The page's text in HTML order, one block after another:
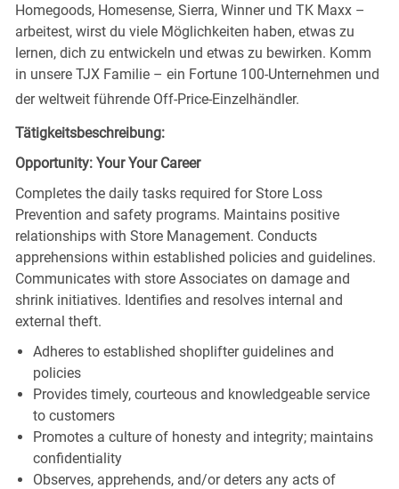
Homegoods, Homesense, Sierra, Winner und TK Maxx –
arbeitest, wirst du viele Möglichkeiten haben, etwas zu
lernen, dich zu entwickeln und etwas zu bewirken. Komm
in unsere TJX Familie – ein Fortune 100-Unternehmen und
der weltweit führende Off-Price-Einzelhändler.
Tätigkeitsbeschreibung:
Opportunity: Your Your Career
Completes the daily tasks required for Store Loss
Prevention and safety programs. Maintains positive
relationships with Store Management. Conducts
apprehensions within established policies and guidelines.
Communicates with store Associates on damage and
shrink initiatives. Identifies and resolves internal and
external theft.
Adheres to established shoplifter guidelines and
policies
Provides timely, courteous and knowledgeable service
to customers
Promotes a culture of honesty and integrity; maintains
confidentiality
Observes, apprehends, and/or deters any acts of